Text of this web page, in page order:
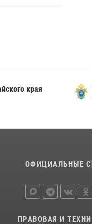
края
ОФИЦИАЛЬНЫЕ
ПРАВОВАЯ И